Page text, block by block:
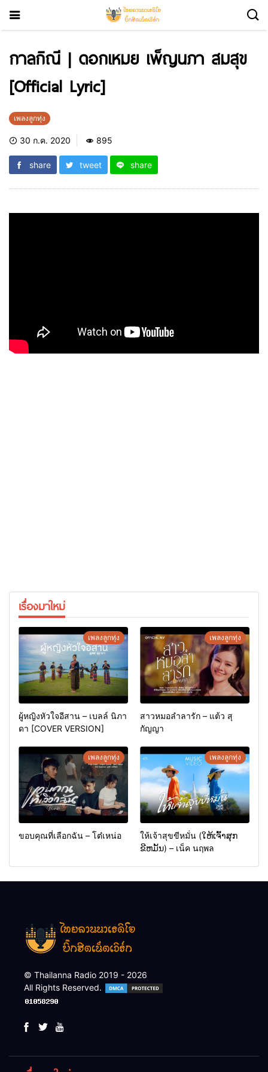
กาลกิณี | ดอกเหมย เพ็ญนภา สมสุข
[Official Lyric]
เพลงลูกทุ่ง
30 ก.ค. 2020 895
share tweet share
เรื่องมาใหม่
เพลงลูกทุ่ง
ผู้หญิงหัวใจอีสาน – เบลล์ นิภา
ดา [COVER VERSION]
เพลงลูกทุ่ง
สาวหมอลำลารัก – แต้ว สุ
กัญญา
เพลงลูกทุ่ง
ขอบคุณที่เลือกฉัน – โต๋เหน่อ
เพลงลูกทุ่ง
ให้เจ้าสุขขีหมั่น (ໃຫ້ເຈົ້າສຸກ
ຂີຫມັ້ນ) – เน็ค นฤพล
© Thailanna Radio 2019 - 2026
All Rights Reserved.